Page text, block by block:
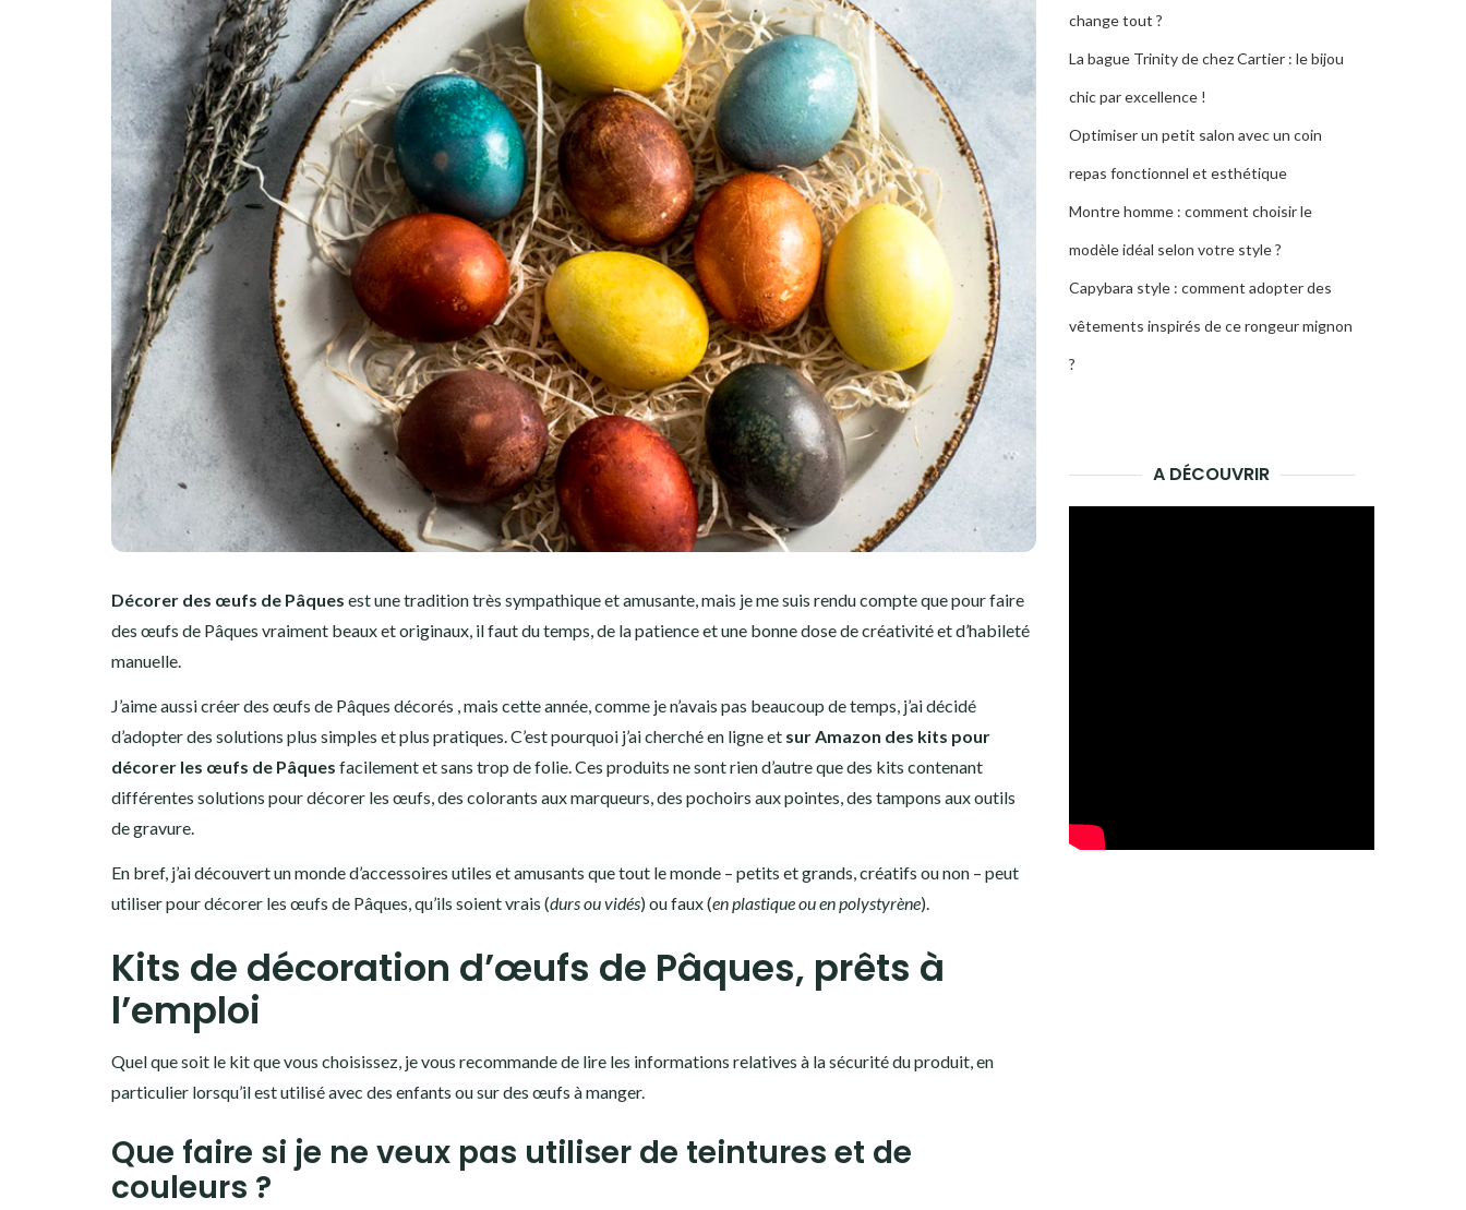
Décorer des œufs de Pâques est une tradition très sympathique et amusante, mais je me suis rendu compte que pour faire
des œufs de Pâques vraiment beaux et originaux, il faut du temps, de la patience et une bonne dose de créativité et d’habileté
manuelle.
J’aime aussi créer des œufs de Pâques décorés , mais cette année, comme je n’avais pas beaucoup de temps, j’ai décidé
d’adopter des solutions plus simples et plus pratiques. C’est pourquoi j’ai cherché en ligne et sur Amazon des kits pour
décorer les œufs de Pâques facilement et sans trop de folie. Ces produits ne sont rien d’autre que des kits contenant
différentes solutions pour décorer les œufs, des colorants aux marqueurs, des pochoirs aux pointes, des tampons aux outils
de gravure.
En bref, j’ai découvert un monde d’accessoires utiles et amusants que tout le monde – petits et grands, créatifs ou non – peut
utiliser pour décorer les œufs de Pâques, qu’ils soient vrais (durs ou vidés) ou faux (en plastique ou en polystyrène).
Kits de décoration d’œufs de Pâques, prêts à
l’emploi
Quel que soit le kit que vous choisissez, je vous recommande de lire les informations relatives à la sécurité du produit, en
particulier lorsqu’il est utilisé avec des enfants ou sur des œufs à manger.
Que faire si je ne veux pas utiliser de teintures et de
couleurs ?
change tout ?
La bague Trinity de chez Cartier : le bijou
chic par excellence !
Optimiser un petit salon avec un coin
repas fonctionnel et esthétique
Montre homme : comment choisir le
modèle idéal selon votre style ?
Capybara style : comment adopter des
vêtements inspirés de ce rongeur mignon
?
A DÉCOUVRIR